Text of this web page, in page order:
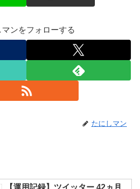
マンをフォローする
たにしマン
【運用記録】ツイッター 42ヵ月